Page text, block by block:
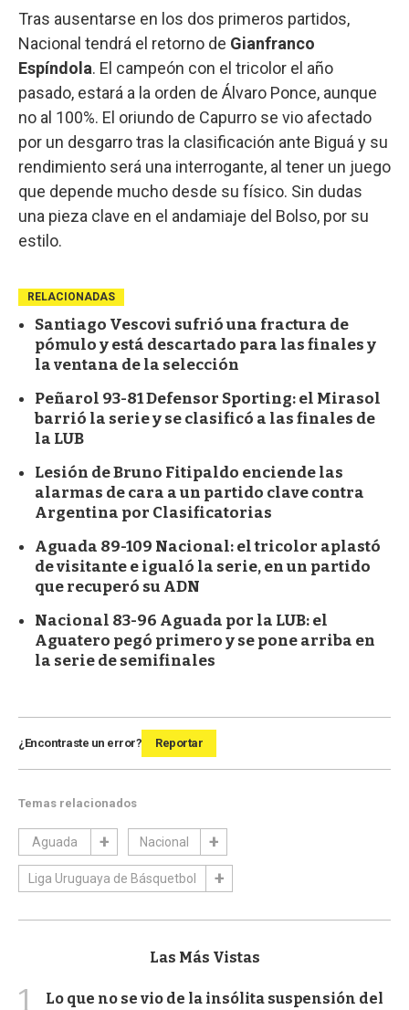
Tras ausentarse en los dos primeros partidos,
Nacional tendrá el retorno de Gianfranco
Espíndola. El campeón con el tricolor el año
pasado, estará a la orden de Álvaro Ponce, aunque
no al 100%. El oriundo de Capurro se vio afectado
por un desgarro tras la clasificación ante Biguá y su
rendimiento será una interrogante, al tener un juego
que depende mucho desde su físico. Sin dudas
una pieza clave en el andamiaje del Bolso, por su
estilo.
RELACIONADAS
Santiago Vescovi sufrió una fractura de
pómulo y está descartado para las finales y
la ventana de la selección
Peñarol 93-81 Defensor Sporting: el Mirasol
barrió la serie y se clasificó a las finales de
la LUB
Lesión de Bruno Fitipaldo enciende las
alarmas de cara a un partido clave contra
Argentina por Clasificatorias
Aguada 89-109 Nacional: el tricolor aplastó
de visitante e igualó la serie, en un partido
que recuperó su ADN
Nacional 83-96 Aguada por la LUB: el
Aguatero pegó primero y se pone arriba en
la serie de semifinales
¿Encontraste un error? Reportar
Temas relacionados
Aguada Nacional
Liga Uruguaya de Básquetbol
Las Más Vistas
1
Lo que no se vio de la insólita suspensión del